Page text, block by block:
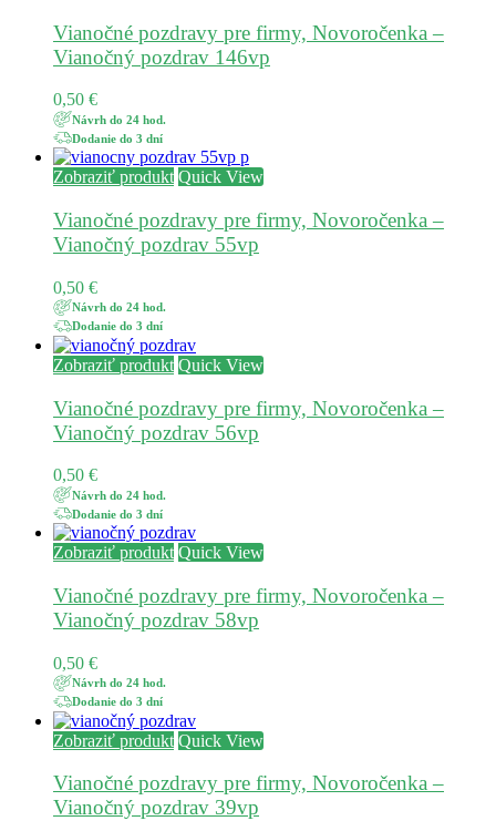
Vianočné pozdravy pre firmy, Novoročenka –
Vianočný pozdrav 146vp
0,50 €
Návrh do 24 hod.
Dodanie do 3 dní
Zobraziť produkt Quick View
Vianočné pozdravy pre firmy, Novoročenka –
Vianočný pozdrav 55vp
0,50 €
Návrh do 24 hod.
Dodanie do 3 dní
Zobraziť produkt Quick View
Vianočné pozdravy pre firmy, Novoročenka –
Vianočný pozdrav 56vp
0,50 €
Návrh do 24 hod.
Dodanie do 3 dní
Zobraziť produkt Quick View
Vianočné pozdravy pre firmy, Novoročenka –
Vianočný pozdrav 58vp
0,50 €
Návrh do 24 hod.
Dodanie do 3 dní
Zobraziť produkt Quick View
Vianočné pozdravy pre firmy, Novoročenka –
Vianočný pozdrav 39vp